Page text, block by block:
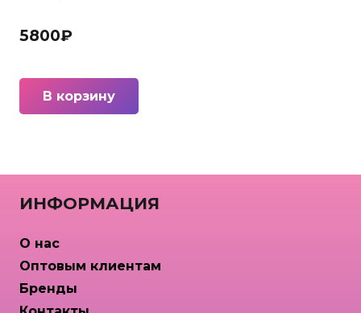
5800₽
В корзину
ИНФОРМАЦИЯ
О нас
Оптовым клиентам
Бренды